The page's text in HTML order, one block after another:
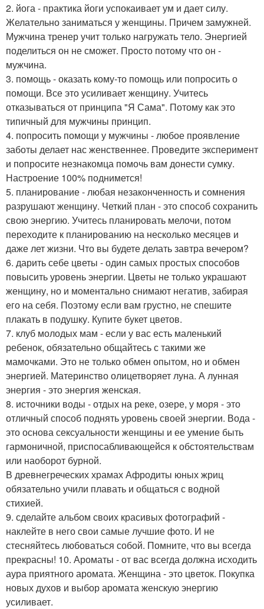
2. йога - практика йоги успокаивает ум и дает силу.
Желательно заниматься у женщины. Причем замужней.
Мужчина тренер учит только нагружать тело. Энергией
поделиться он не сможет. Просто потому что он -
мужчина.
3. помощь - оказать кому-то помощь или попросить о
помощи. Все это усиливает женщину. Учитесь
отказываться от принципа "Я Сама". Потому как это
типичный для мужчины принцип.
4. попросить помощи у мужчины - любое проявление
заботы делает нас женственнее. Проведите эксперимент
и попросите незнакомца помочь вам донести сумку.
Настроение 100% поднимется!
5. планирование - любая незаконченность и сомнения
разрушают женщину. Четкий план - это способ сохранить
свою энергию. Учитесь планировать мелочи, потом
переходите к планированию на несколько месяцев и
даже лет жизни. Что вы будете делать завтра вечером?
6. дарить себе цветы - один самых простых способов
повысить уровень энергии. Цветы не только украшают
женщину, но и моментально снимают негатив, забирая
его на себя. Поэтому если вам грустно, не спешите
плакать в подушку. Купите букет цветов.
7. клуб молодых мам - если у вас есть маленький
ребенок, обязательно общайтесь с такими же
мамочками. Это не только обмен опытом, но и обмен
энергией. Материнство олицетворяет луна. А лунная
энергия - это энергия женская.
8. источники воды - отдых на реке, озере, у моря - это
отличный способ поднять уровень своей энергии. Вода -
это основа сексуальности женщины и ее умение быть
гармоничной, приспосабливающейся к обстоятельствам
или наоборот бурной.
В древнегреческих храмах Афродиты юных жриц
обязательно учили плавать и общаться с водной
стихией.
9. сделайте альбом своих красивых фотографий -
наклейте в него свои самые лучшие фото. И не
стесняйтесь любоваться собой. Помните, что вы всегда
прекрасны! 10. Ароматы - от вас всегда должна исходить
аура приятного аромата. Женщина - это цветок. Покупка
новых духов и выбор аромата женскую энергию
усиливает.